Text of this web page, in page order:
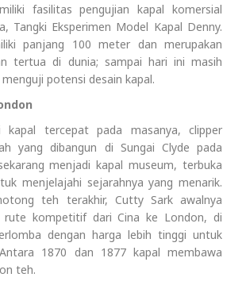
fasilitas pengujian kapal komersial
Tangki Eksperimen Model Kapal Denny.
panjang 100 meter dan merupakan
tertua di dunia; sampai hari ini masih
potensi desain kapal.
kapal tercepat pada masanya, clipper
yang dibangun di Sungai Clyde pada
menjadi kapal museum, terbuka
menjelajahi sejarahnya yang menarik.
teh terakhir, Cutty Sark awalnya
rute kompetitif dari Cina ke London, di
dengan harga lebih tinggi untuk
1870 dan 1877 kapal membawa
teh.